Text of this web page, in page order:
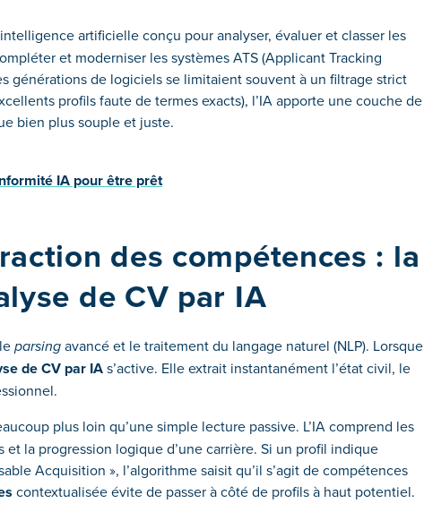
artificielle conçu pour analyser, évaluer et classer les
et moderniser les systèmes ATS (Applicant Tracking
générations de logiciels se limitaient souvent à un filtrage strict
profils faute de termes exacts), l’IA apporte une couche de
bien plus souple et juste.
IA pour être prêt
des compétences : la
de CV par IA
parsingavancé et le traitement du langage naturel (NLP). Lorsque
de CV par IAs’active. Elle extrait instantanément l’état civil, le
plus loin qu’une simple lecture passive. L’IA comprend les
la progression logique d’une carrière. Si un profil indique
Acquisition », l’algorithme saisit qu’il s’agit de compétences
contextualisée évite de passer à côté de profils à haut potentiel.